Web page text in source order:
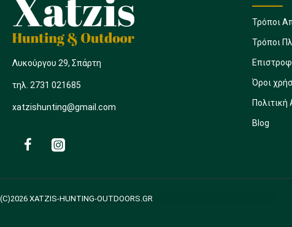
Λυκούργου 29, Σπάρτη
τηλ. 2731 021685
xatzishunting@gmail.com
Τρόποι
Τρόποι
Όροι
Blog
(C)2026 XATZIS-HUNTING-OUTDOORS.GR